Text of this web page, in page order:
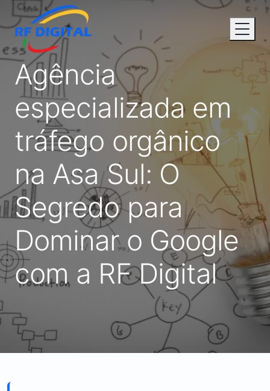
Agência
especializada em
tráfego orgânico
na Asa Sul: O
Segredo para
Dominar o Google
com a RF Digital